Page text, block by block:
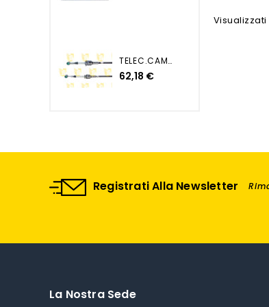
TELEC.CAMBIO PUNTO EVO...
62,18 €
Registrati Alla Newsletter
La Nostra Sede